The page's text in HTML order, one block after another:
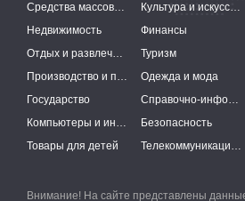
Средства массовой информации
Культура и искусство
Недвижимость
Финансы
Отдых и развлечения
Туризм
Производство и поставки
Одежда и мода
Государство
Справочно-информационные системы
Компьютеры и интернет
Безопасность
Товары для детей
Телекоммуникации и связь
Внимание! На сайте представлены